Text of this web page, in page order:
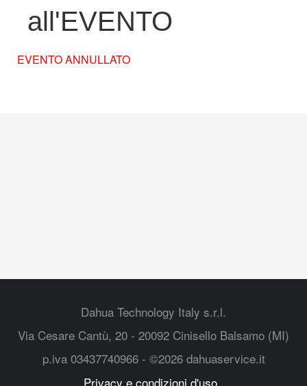
all'EVENTO
EVENTO ANNULLATO
Dahua Technology Italy s.r.l.
Via Cesare Cantù, 20 - 20092 Cinisello Balsamo (MI)
p.iva 03437740966 - ©2026 dahuaservice.it
Privacy e condizioni d'uso